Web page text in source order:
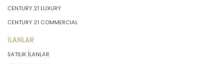
CENTURY 21 LUXURY
CENTURY 21 COMMERCIAL
İLANLAR
SATILIK İLANLAR